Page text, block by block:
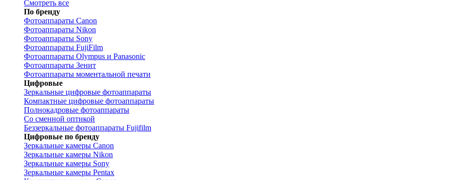
Смотреть все
По бренду
Фотоаппараты Canon
Фотоаппараты Nikon
Фотоаппараты Sony
Фотоаппараты FujiFilm
Фотоаппараты Olympus и Panasonic
Фотоаппараты Зенит
Фотоаппараты моментальной печати
Цифровые
Зеркальные цифровые фотоаппараты
Компактные цифровые фотоаппараты
Полнокадровые фотоаппараты
Со сменной оптикой
Беззеркальные фотоаппараты Fujifilm
Цифровые по бренду
Зеркальные камеры Canon
Зеркальные камеры Nikon
Зеркальные камеры Sony
Зеркальные камеры Pentax